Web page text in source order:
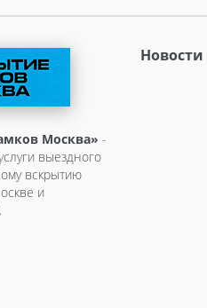
Москва» -
выездного
вскрытию
и
Новости